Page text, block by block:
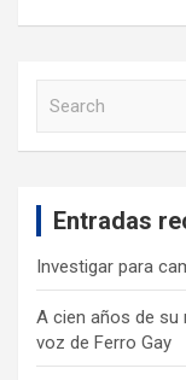
Entradas
Investigar para
A cien años de su
voz de Ferro Gay